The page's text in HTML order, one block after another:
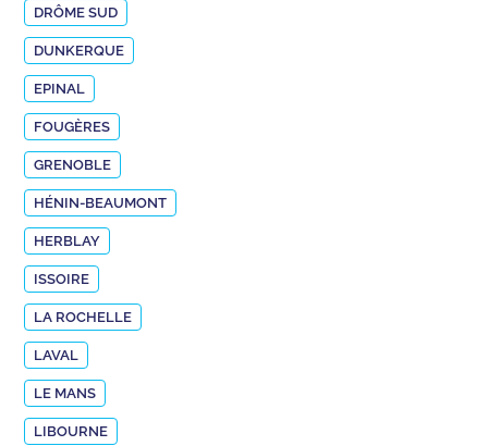
DRÔME SUD
DUNKERQUE
EPINAL
FOUGÈRES
GRENOBLE
HÉNIN-BEAUMONT
HERBLAY
ISSOIRE
LA ROCHELLE
LAVAL
LE MANS
LIBOURNE